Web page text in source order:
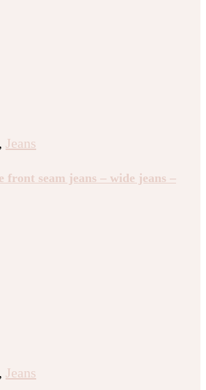
, Jeans
front seam jeans – wide jeans –
, Jeans